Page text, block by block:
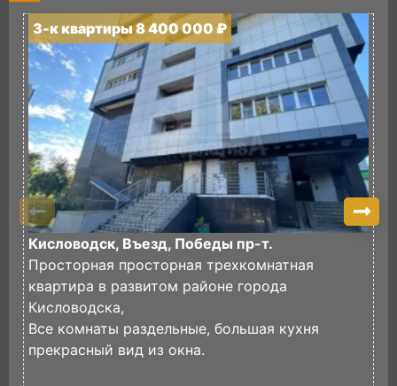
3-к квартиры 8 400 000 ₽
Кисловодск, Въезд, Победы пр-т.
Просторная просторная трехкомнатная
квартира в развитом районе города
Кисловодска,
Все комнаты раздельные, большая кухня
прекрасный вид из окна.